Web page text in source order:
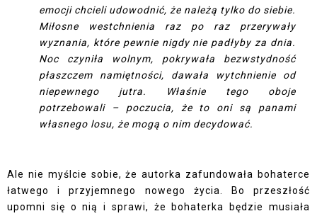
emocji chcieli udowodnić, że należą tylko do siebie.
Miłosne westchnienia raz po raz przerywały
wyznania, które pewnie nigdy nie padłyby za dnia.
Noc czyniła wolnym, pokrywała bezwstydność
płaszczem namiętności, dawała wytchnienie od
niepewnego jutra. Właśnie tego oboje
potrzebowali – poczucia, że to oni są panami
własnego losu, że mogą o nim decydować.
Ale nie myślcie sobie, że autorka zafundowała bohaterce
łatwego i przyjemnego nowego życia. Bo przeszłość
upomni się o nią i sprawi, że bohaterka będzie musiała